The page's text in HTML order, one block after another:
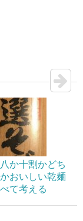
か十割かどち
おいしい乾麺
て考える